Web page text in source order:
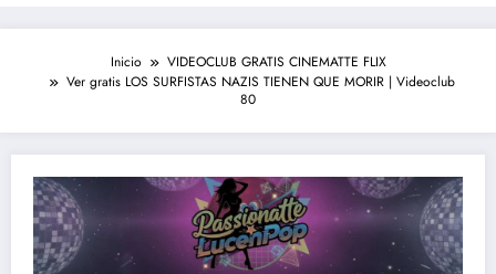
Inicio
VIDEOCLUB GRATIS CINEMATTE FLIX
Ver gratis LOS SURFISTAS NAZIS TIENEN QUE MORIR | Videoclub
80